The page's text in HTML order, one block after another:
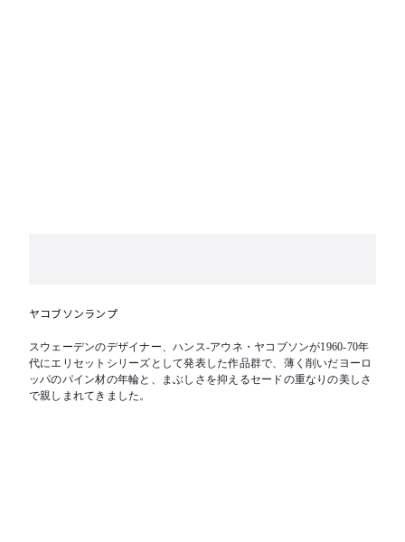
ヤコブソンランプ
スウェーデンのデザイナー、ハンス-アウネ・ヤコブソンが1960-70年
代にエリセットシリーズとして発表した作品群で、薄く削いだヨーロ
ッパのパイン材の年輪と、まぶしさを抑えるセードの重なりの美しさ
で親しまれてきました。